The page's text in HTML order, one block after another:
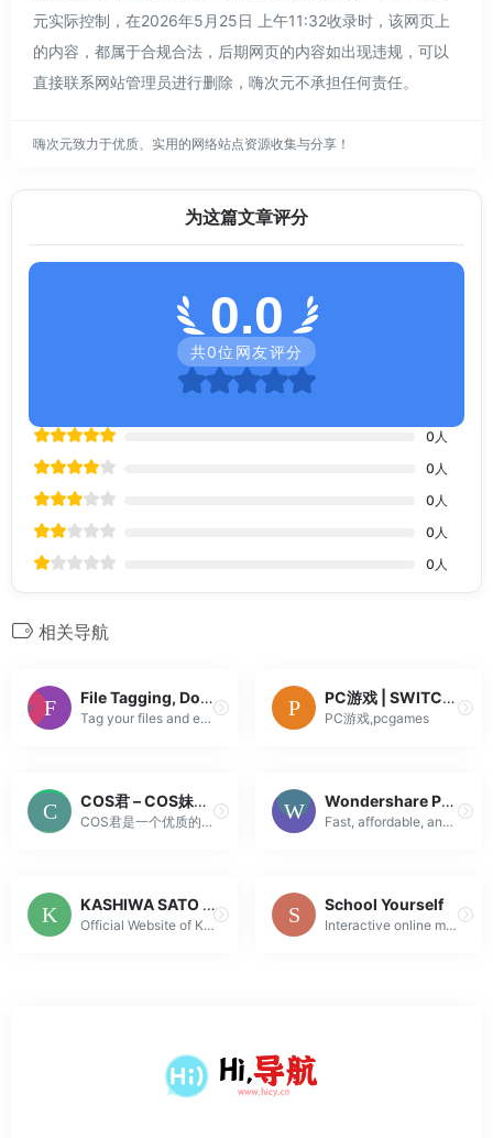
元实际控制，在2026年5月25日 上午11:32收录时，该网页上
的内容，都属于合规合法，后期网页的内容如出现违规，可以
直接联系网站管理员进行删除，嗨次元不承担任何责任。
嗨次元致力于优质、实用的网络站点资源收集与分享！
为这篇文章评分
0.0
共0位网友评分
0 人
0 人
0 人
0 人
0 人
相关导航
File Tagging, Document Management
Tag your files and emails, add comments and share your tagging with your colleagues. Tabbles is a relational file manager, that allows you to organize...
PC游戏 | SWITCH618游戏公益分享
PC游戏,pcgames
COS君 – COS妹子图
COS君是一个优质的ACG文化推广平台，为您推送最新最棒的COSPLAY和二次元相关妹子写真摄影。
Wondershare PDFelement | Smart PDF Solutions, Simplified by AI.
Fast, affordable, and easy way to edit, convert, sign PDFs, and more - accessible across desktop, mobile, and web platforms.
KASHIWA SATO – CREATIVE DIRECTOR / SAMURAI INC. TOKYO
Official Website of Kashiwa Sato : Art Director / Creative Director, Tokyo Japan.
School Yourself
Interactive online math videos, lessons, and tutoring. Algebra, geometry, trigonometry, precalculus, and calculus!